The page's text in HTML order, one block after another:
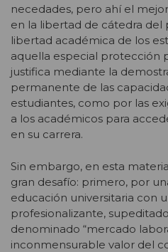
necedades, pero ahí el
en la libertad de cátedra del
libertad académica de los
aquella especial protección
justifica mediante la
permanente de las
estudiantes, como por las
a los académicos para
en su carrera.
Sin embargo, en esta
gran desafío: primero, por
educación universitaria con
profesionalizante,
denominado “mercado
inconmensurable valor del